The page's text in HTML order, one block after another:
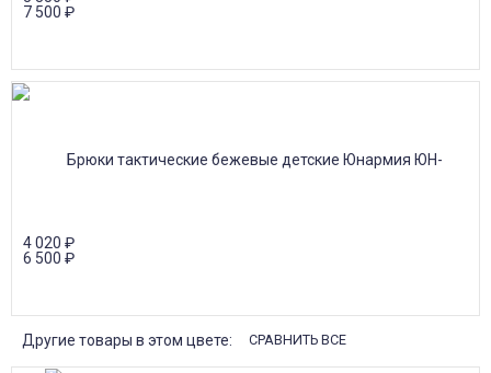
7 500 ₽
4 020 ₽
6 500 ₽
Другие товары в этом цвете: СРАВНИТЬ ВСЕ